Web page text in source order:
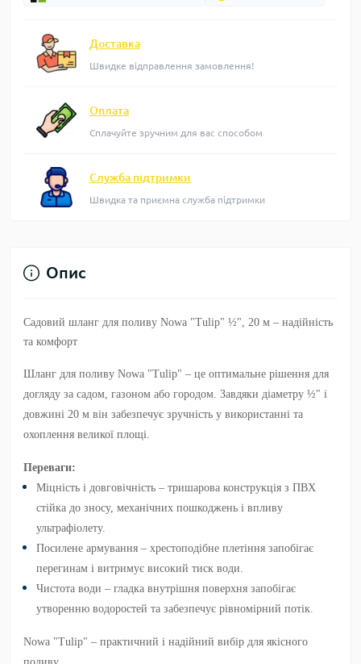
Доставка
Швидке відправлення замовлення!
Оплата
Сплачуйте зручним для вас способом
Служба підтримки
Швидка та приємна служба підтримки
Опис
Садовий шланг для поливу Nowa "Tulip" ½", 20 м – надійність
та комфорт
Шланг для поливу Nowa "Tulip" – це оптимальне рішення для
догляду за садом, газоном або городом. Завдяки діаметру ½" і
довжині 20 м він забезпечує зручність у використанні та
охоплення великої площі.
Переваги:
Міцність і довговічність – тришарова конструкція з ПВХ
стійка до зносу, механічних пошкоджень і впливу
ультрафіолету.
Посилене армування – хрестоподібне плетіння запобігає
перегинам і витримує високий тиск води.
Чистота води – гладка внутрішня поверхня запобігає
утворенню водоростей та забезпечує рівномірний потік.
Nowa "Tulip" – практичний і надійний вибір для якісного